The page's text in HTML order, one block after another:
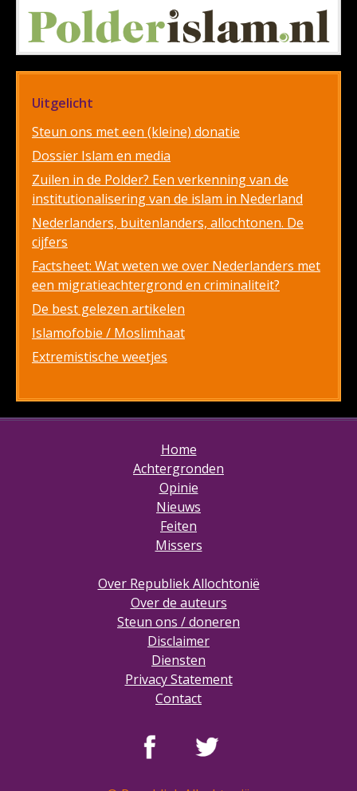
Uitgelicht
Steun ons met een (kleine) donatie
Dossier Islam en media
Zuilen in de Polder? Een verkenning van de
institutionalisering van de islam in Nederland
Nederlanders, buitenlanders, allochtonen. De
cijfers
Factsheet: Wat weten we over Nederlanders met
een migratieachtergrond en criminaliteit?
De best gelezen artikelen
Islamofobie / Moslimhaat
Extremistische weetjes
Home
Achtergronden
Opinie
Nieuws
Feiten
Missers
Over Republiek Allochtonië
Over de auteurs
Steun ons / doneren
Disclaimer
Diensten
Privacy Statement
Contact